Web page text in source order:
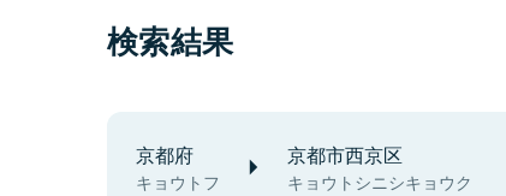
検索結果
京都府
キョウトフ
京都市西京区
キョウトシニシキョウク